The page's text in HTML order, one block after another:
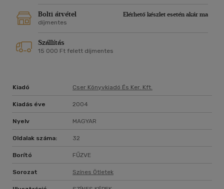
Bolti átvétel
Elérhető készlet esetén akár ma
díjmentes
Szállítás
15 000 Ft felett díjmentes
Kiadó Cser Könyvkiadó És Ker. Kft.
Kiadás éve 2004
Nyelv MAGYAR
Oldalak száma: 32
Borító FŰZVE
Sorozat Színes Ötletek